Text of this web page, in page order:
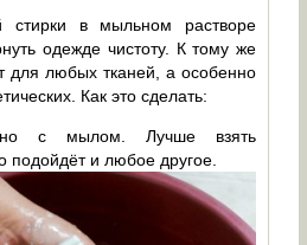
стирки в мыльном растворе
одежде чистоту. К тому же
для любых тканей, а особенно
Как это сделать:
с мылом. Лучше взять
подойдёт и любое другое.